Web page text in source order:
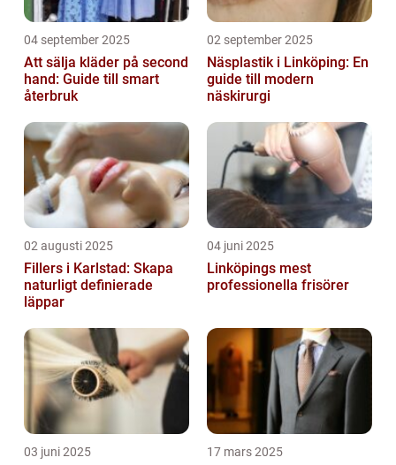
04 september 2025
Att sälja kläder på second
hand: Guide till smart
återbruk
02 september 2025
Näsplastik i Linköping: En
guide till modern
näskirurgi
02 augusti 2025
Fillers i Karlstad: Skapa
naturligt definierade
läppar
04 juni 2025
Linköpings mest
professionella frisörer
03 juni 2025 17 mars 2025